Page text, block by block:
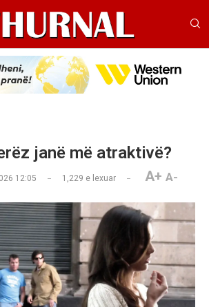
janë më atraktivë?
12:05 1,229 e lexuar A+ A-